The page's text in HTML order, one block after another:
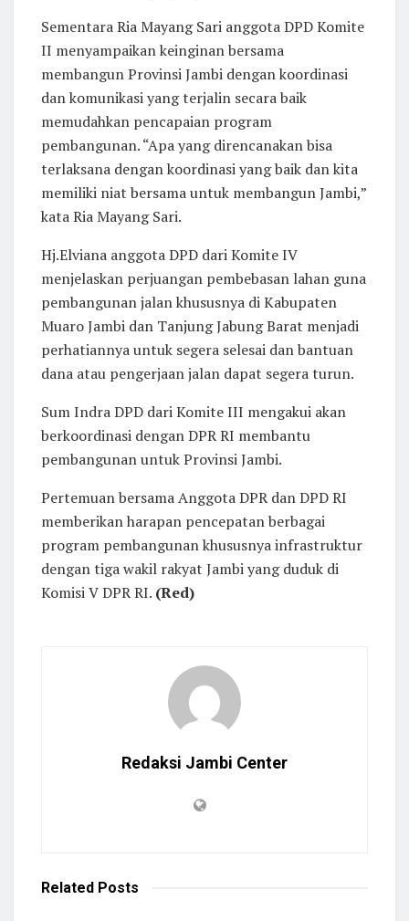
Sementara Ria Mayang Sari anggota DPD Komite
II menyampaikan keinginan bersama
membangun Provinsi Jambi dengan koordinasi
dan komunikasi yang terjalin secara baik
memudahkan pencapaian program
pembangunan. “Apa yang direncanakan bisa
terlaksana dengan koordinasi yang baik dan kita
memiliki niat bersama untuk membangun Jambi,”
kata Ria Mayang Sari.
Hj.Elviana anggota DPD dari Komite IV
menjelaskan perjuangan pembebasan lahan guna
pembangunan jalan khususnya di Kabupaten
Muaro Jambi dan Tanjung Jabung Barat menjadi
perhatiannya untuk segera selesai dan bantuan
dana atau pengerjaan jalan dapat segera turun.
Sum Indra DPD dari Komite III mengakui akan
berkoordinasi dengan DPR RI membantu
pembangunan untuk Provinsi Jambi.
Pertemuan bersama Anggota DPR dan DPD RI
memberikan harapan pencepatan berbagai
program pembangunan khususnya infrastruktur
dengan tiga wakil rakyat Jambi yang duduk di
Komisi V DPR RI. (Red)
Redaksi Jambi Center
Related Posts